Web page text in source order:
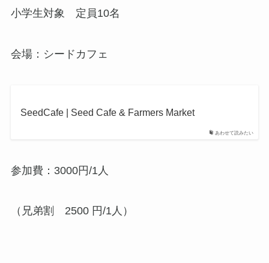
小学生対象 定員10名
会場：シードカフェ
あわせて読みたい
SeedCafe | Seed Cafe & Farmers Market
参加費：3000円/1人
（兄弟割 2500 円/1人）